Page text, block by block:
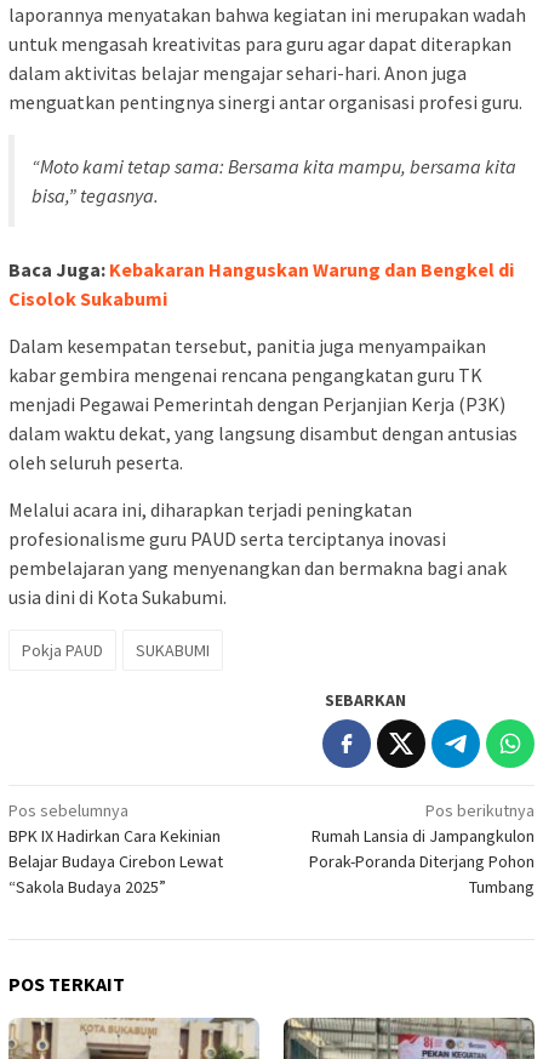
laporannya menyatakan bahwa kegiatan ini merupakan wadah
untuk mengasah kreativitas para guru agar dapat diterapkan
dalam aktivitas belajar mengajar sehari-hari. Anon juga
menguatkan pentingnya sinergi antar organisasi profesi guru.
“Moto kami tetap sama: Bersama kita mampu, bersama kita
bisa,” tegasnya.
Baca Juga: Kebakaran Hanguskan Warung dan Bengkel di
Cisolok Sukabumi
Dalam kesempatan tersebut, panitia juga menyampaikan
kabar gembira mengenai rencana pengangkatan guru TK
menjadi Pegawai Pemerintah dengan Perjanjian Kerja (P3K)
dalam waktu dekat, yang langsung disambut dengan antusias
oleh seluruh peserta.
Melalui acara ini, diharapkan terjadi peningkatan
profesionalisme guru PAUD serta terciptanya inovasi
pembelajaran yang menyenangkan dan bermakna bagi anak
usia dini di Kota Sukabumi.
Pokja PAUD SUKABUMI
SEBARKAN
Navigasi
pos
Pos sebelumnya
BPK IX Hadirkan Cara Kekinian
Belajar Budaya Cirebon Lewat
“Sakola Budaya 2025”
Pos berikutnya
Rumah Lansia di Jampangkulon
Porak-Poranda Diterjang Pohon
Tumbang
POS TERKAIT